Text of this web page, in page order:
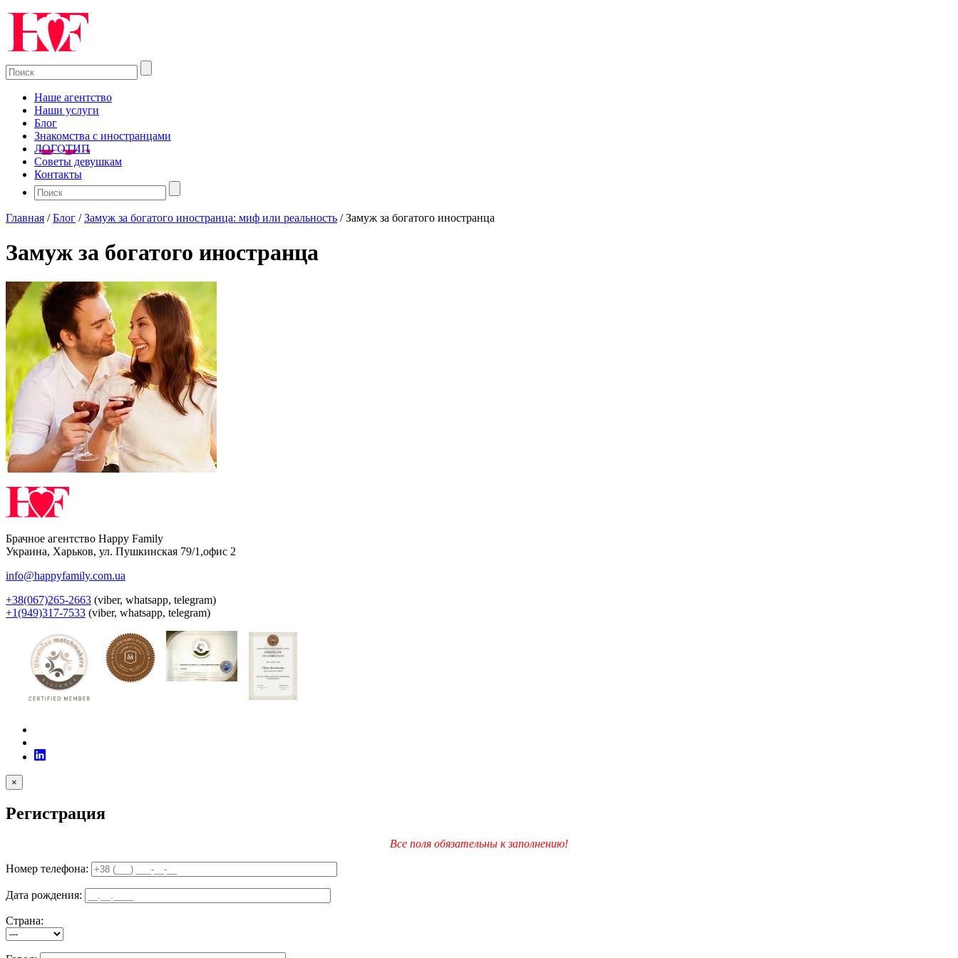
Наше агентство
Наши услуги
Блог
Знакомства с иностранцами
ЛОГОТИП
Советы девушкам
Контакты
Главная /Блог /Замуж за богатого иностранца: миф или реальность /Замуж за богатого иностранца
Замуж за богатого иностранца
Брачное агентство Happy Family
Украина, Харьков, ул. Пушкинская 79/1,офис 2
info@happyfamily.com.ua
+38(067)265-2663 (viber, whatsapp, telegram)
+1(949)317-7533 (viber, whatsapp, telegram)
×
Регистрация
Все поля обязательны к заполнению!
Номер телефона:
Дата рождения:
Страна: